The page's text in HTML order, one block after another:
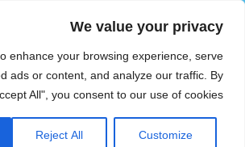
We value your privacy
enhance your browsing experience, serve
ads or content, and analyze our traffic. By
All", you consent to our use of cookies.
Customize
Reject All
הוטצימר